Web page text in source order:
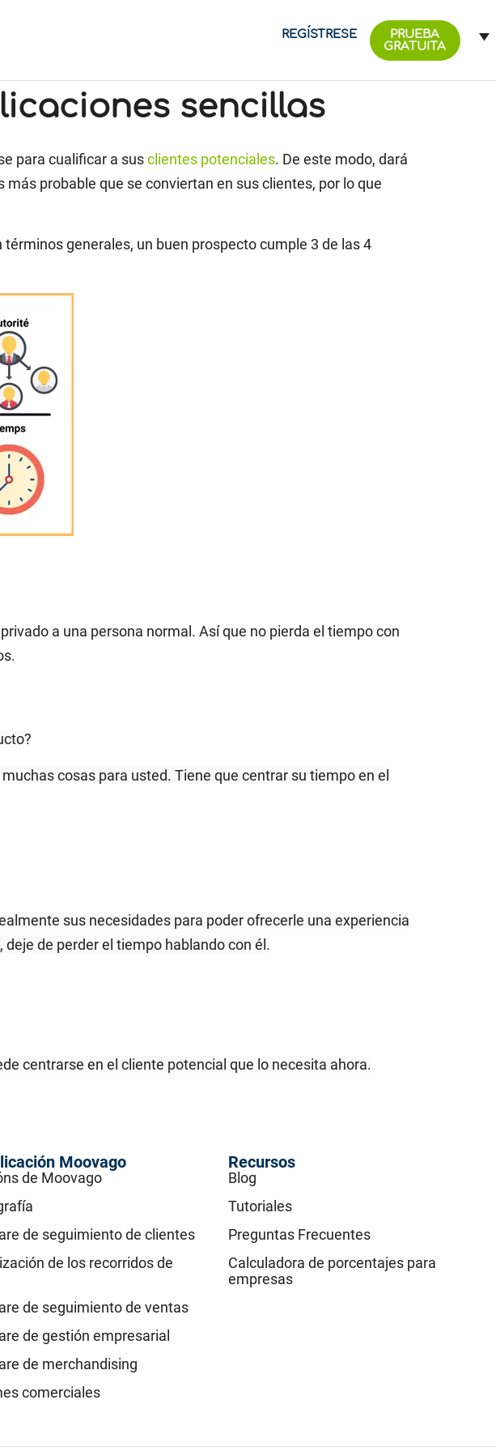
REGÍSTRESE
PRUEBA
GRATUITA
sencillas
para cualificar a susclientes potenciales. De este modo, dará
más probable que se conviertan en sus clientes, por lo que
generales, un buen prospecto cumple 3 de las 4
a una persona normal. Así que no pierda el tiempo con
cosas para usted. Tiene que centrar su tiempo en el
sus necesidades para poder ofrecerle una experiencia
de perder el tiempo hablando con él.
centrarse en el cliente potencial que lo necesita ahora.
Moovago
de Moovago
de seguimiento de clientes
de los recorridos de
de seguimiento de ventas
de gestión empresarial
de merchandising
comerciales
Recursos
Blog
Tutoriales
Preguntas Frecuentes
Calculadora de porcentajes para
empresas